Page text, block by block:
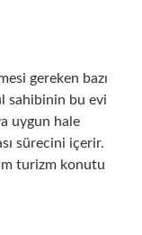
gereken bazı
sahibinin bu evi
uygun hale
sürecini içerir.
turizm konutu